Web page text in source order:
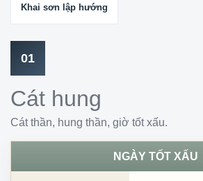
Khai sơn lập hướng
01
Cát hung
Cát thần, hung thần, giờ tốt xấu.
NGÀY TỐT XẤU